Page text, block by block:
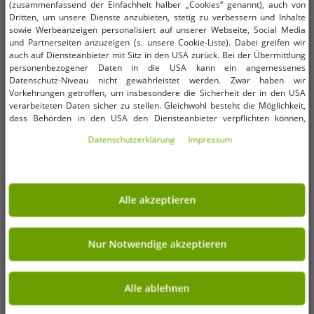
Kauspielzeug Hundespielzeug im
Notizbuch Brief-Motiv
Beißspielzeug 15x5x20cm Weiß
UVP:14,99 €* 1,99 €
In den Warenkorb
SCHLAFMEISTER Bat Kopf-Kissen
Nackenstütz-Kissen OEKO-TEX
zertifiziert Allergiker-Kissen
60x30x8cm Weiß
UVP:59,95 €* 12,00 €
In den Warenkorb
-79% -78%
(zusammenfassend der Einfachheit halber „Cookies“ genannt), auch von
Dritten, um unsere Dienste anzubieten, stetig zu verbessern und Inhalte
sowie Werbeanzeigen personalisiert auf unserer Webseite, Social Media
und Partnerseiten anzuzeigen (s. unsere Cookie-Liste). Dabei greifen wir
auch auf Diensteanbieter mit Sitz in den USA zurück. Bei der Übermittlung
personenbezogener Daten in die USA kann ein angemessenes
Datenschutz-Niveau nicht gewährleistet werden. Zwar haben wir
Vorkehrungen getroffen, um insbesondere die Sicherheit der in den USA
verarbeiteten Daten sicher zu stellen. Gleichwohl besteht die Möglichkeit,
dass Behörden in den USA den Diensteanbieter verpflichten können,
im Einzelfall auf Basis entsprechender US-Gesetzgebung, ein wirksamer
Zugriff informiert wirst. Mit Deiner Einwilligung gem. Art. 49 Abs. 1 lit. a
DSGVO erklärst Du Dich in die Übermittlung in die USA für einverstanden
(s.a. unsere Datenschutzerklärung). Du hast die Wahl, ob nur notwendige
Cookies verwendet werden sollen oder ob Du darüber hinaus weitere
Cookies akzeptieren möchtest. Standardmäßig sind nur notwendige Dienste
aktiv, was Du unter „Nur Notwendige akzeptieren verwenden“ bestätigen
kannst. Du kannst Deine Einwilligung entweder für „Alle akzeptieren“
erklären oder unter „Weitere Einstellungen“ an Deine Wünsche anpassen.
Deine Einwilligung kannst Du jederzeit über „Datenschutz-Einstellungen“
am Ende jeder unserer Seiten mit Wirkung für die Zukunft widerrufen oder
ändern.
Daten­schutz­erklärung Impressum
Alle akzeptieren
Nur Notwendige akzeptieren
Alle ablehnen